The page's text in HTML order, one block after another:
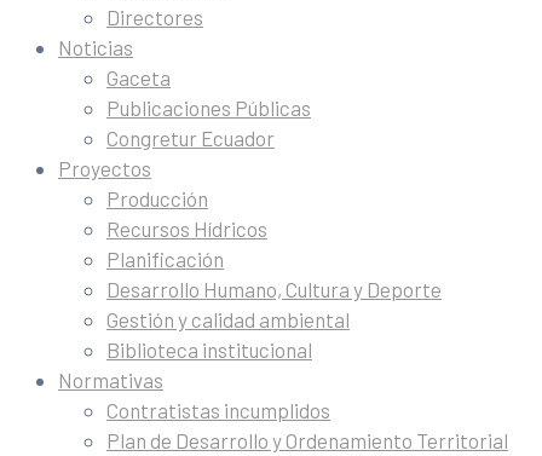
Directores
Noticias
Gaceta
Publicaciones Públicas
Congretur Ecuador
Proyectos
Producción
Recursos Hídricos
Planificación
Desarrollo Humano, Cultura y Deporte
Gestión y calidad ambiental
Biblioteca institucional
Normativas
Contratistas incumplidos
Plan de Desarrollo y Ordenamiento Territorial